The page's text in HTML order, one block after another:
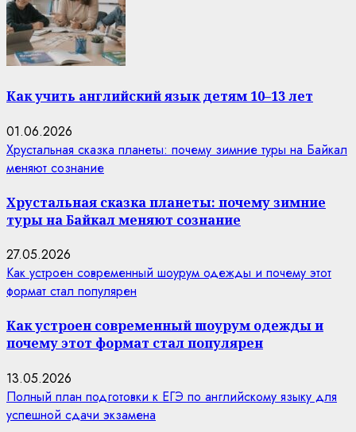
Как учить английский язык детям 10–13 лет
01.06.2026
Хрустальная сказка планеты: почему зимние туры на Байкал
меняют сознание
Хрустальная сказка планеты: почему зимние
туры на Байкал меняют сознание
27.05.2026
Как устроен современный шоурум одежды и почему этот
формат стал популярен
Как устроен современный шоурум одежды и
почему этот формат стал популярен
13.05.2026
Полный план подготовки к ЕГЭ по английскому языку для
успешной сдачи экзамена